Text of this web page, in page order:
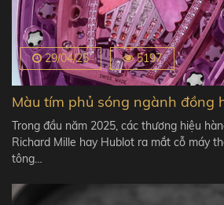
29/04/25 5197
Màu tím phủ sóng ngành đồng
Trong đầu năm 2025, các thương hiệu
Richard Mille hay Hublot ra mắt cỗ máy
tông…